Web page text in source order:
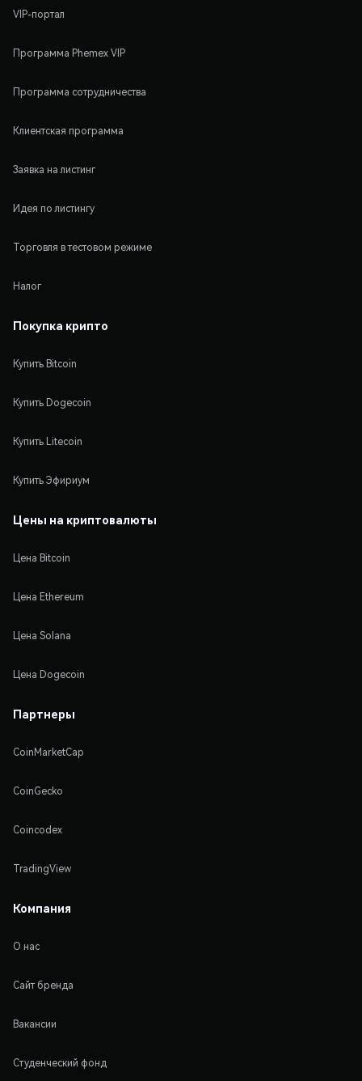
VIP-портал
Программа Phemex VIP
Программа сотрудничества
Клиентская программа
Заявка на листинг
Идея по листингу
Торговля в тестовом режиме
Налог
Покупка крипто
Купить Bitcoin
Купить Dogecoin
Купить Litecoin
Купить Эфириум
Цены на криптовалюты
Цена Bitcoin
Цена Ethereum
Цена Solana
Цена Dogecoin
Партнеры
CoinMarketCap
CoinGecko
Coincodex
TradingView
Компания
О нас
Сайт бренда
Вакансии
Студенческий фонд